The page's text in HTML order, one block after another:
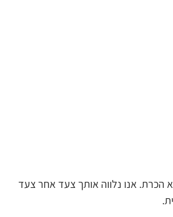
הכרת. אנו נלווה אותך צעד אחר צעד